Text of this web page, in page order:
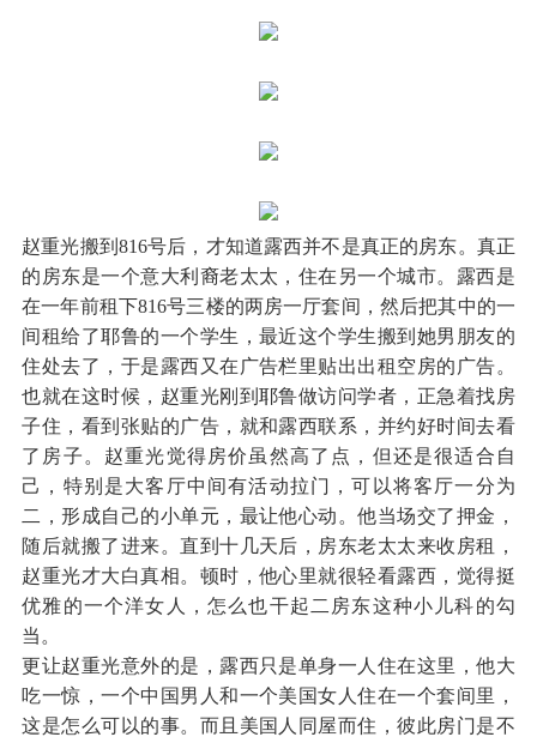
赵重光搬到816号后，才知道露西并不是真正的房东。真正
的房东是一个意大利裔老太太，住在另一个城市。露西是
在一年前租下816号三楼的两房一厅套间，然后把其中的一
间租给了耶鲁的一个学生，最近这个学生搬到她男朋友的
住处去了，于是露西又在广告栏里贴出出租空房的广告。
也就在这时候，赵重光刚到耶鲁做访问学者，正急着找房
子住，看到张贴的广告，就和露西联系，并约好时间去看
了房子。赵重光觉得房价虽然高了点，但还是很适合自
己，特别是大客厅中间有活动拉门，可以将客厅一分为
二，形成自己的小单元，最让他心动。他当场交了押金，
随后就搬了进来。直到十几天后，房东老太太来收房租，
赵重光才大白真相。顿时，他心里就很轻看露西，觉得挺
优雅的一个洋女人，怎么也干起二房东这种小儿科的勾
当。
更让赵重光意外的是，露西只是单身一人住在这里，他大
吃一惊，一个中国男人和一个美国女人住在一个套间里，
这是怎么可以的事。而且美国人同屋而住，彼此房门是不